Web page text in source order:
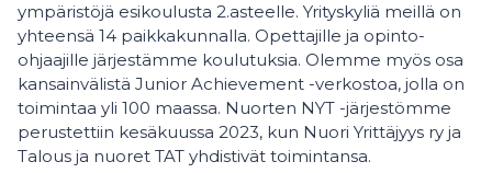
ympäristöjä esikoulusta 2.asteelle. Yrityskyliä meillä on
yhteensä 14 paikkakunnalla. Opettajille ja opinto-
ohjaajille järjestämme koulutuksia. Olemme myös osa
kansainvälistä Junior Achievement -verkostoa, jolla on
toimintaa yli 100 maassa. Nuorten NYT -järjestömme
perustettiin kesäkuussa 2023, kun Nuori Yrittäjyys ry ja
Talous ja nuoret TAT yhdistivät toimintansa.